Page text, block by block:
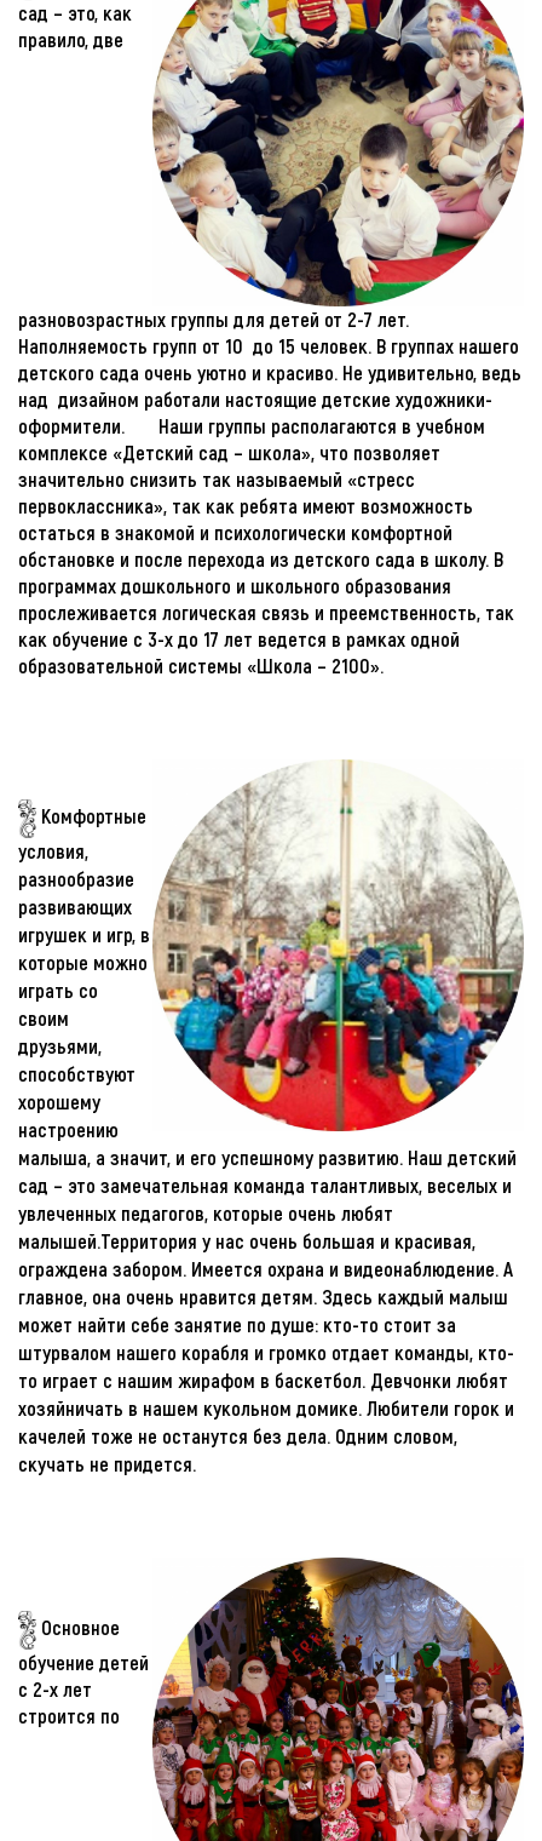
сад – это, как
правило, две
разновозрастных группы для детей от 2-7 лет.
Наполняемость групп от 10 до 15 человек. В группах нашего
детского сада очень уютно и красиво. Не удивительно, ведь
над дизайном работали настоящие детские художники-
оформители. Наши группы располагаются в учебном
комплексе «Детский сад – школа», что позволяет
значительно снизить так называемый «стресс
первоклассника», так как ребята имеют возможность
остаться в знакомой и психологически комфортной
обстановке и после перехода из детского сада в школу. В
программах дошкольного и школьного образования
прослеживается логическая связь и преемственность, так
как обучение с 3-х до 17 лет ведется в рамках одной
образовательной системы «Школа – 2100».
Комфортные
условия,
разнообразие
развивающих
игрушек и игр, в
которые можно
играть со
своим
друзьями,
способствуют
хорошему
настроению
малыша, а значит, и его успешному развитию. Наш детский
сад – это замечательная команда талантливых, веселых и
увлеченных педагогов, которые очень любят
малышей.Территория у нас очень большая и красивая,
ограждена забором. Имеется охрана и видеонаблюдение. А
главное, она очень нравится детям. Здесь каждый малыш
может найти себе занятие по душе: кто-то стоит за
штурвалом нашего корабля и громко отдает команды, кто-
то играет с нашим жирафом в баскетбол. Девчонки любят
хозяйничать в нашем кукольном домике. Любители горок и
качелей тоже не останутся без дела. Одним словом,
скучать не придется.
Основное
обучение детей
с 2-х лет
строится по